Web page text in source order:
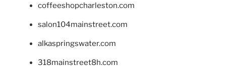
coffeeshopcharleston.com
salon104mainstreet.com
alkaspringswater.com
318mainstreet8h.com